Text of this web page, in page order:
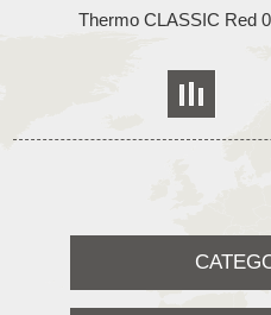
Thermo CLASSIC Red